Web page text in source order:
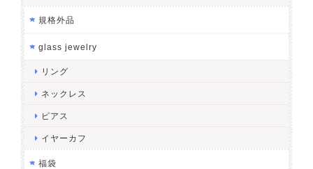
規格外品
glass jewelry
リング
ネックレス
ピアス
イヤーカフ
福袋